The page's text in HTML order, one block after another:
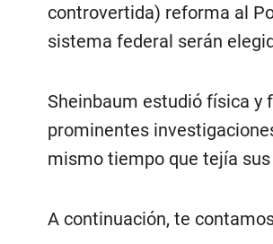
controvertida) reforma al
sistema federal serán
Sheinbaum estudió física y
prominentes
mismo tiempo que tejía
A continuación, te